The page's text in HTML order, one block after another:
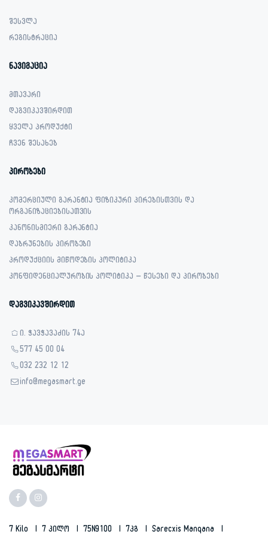
შესვლა
რეგისტრაცია
ნავიგაცია
მთავარი
დაგვიკავშირდით
ყველა პროდუქტი
ჩვენ შესახებ
პირობები
კომერციული გარანტია ფიზიკური პირებისთვის და
ორგანიზაციებისათვის
კანონისმიერი გარანტია
დაბრუნების პირობები
პროდუქციის მიწოდების პოლიტიკა
კონფიდენციალურობის პოლიტიკა – წესები და პირობები
დაგვიკავშირდით
ი. ჭავჭავაძის 74ა
577 45 00 04
032 232 12 12
info@megasmart.ge
7 Kilo 7 Კილო 75N9100 7კგ Sarecxis Manqana